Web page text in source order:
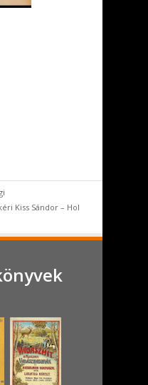
Kiss Sándor – Hol